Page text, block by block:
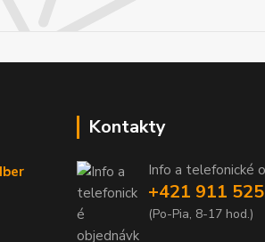
Kontakty
Info a telefonické
+421 911
(Po-Pia, 8-17 hod.)